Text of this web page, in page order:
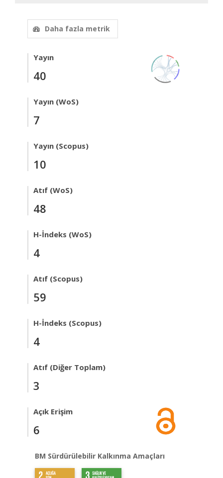
Daha fazla metrik
Yayın
40
Yayın (WoS)
7
Yayın (Scopus)
10
Atıf (WoS)
48
H-İndeks (WoS)
4
Atıf (Scopus)
59
H-İndeks (Scopus)
4
Atıf (Diğer Toplam)
3
Açık Erişim
6
BM Sürdürülebilir Kalkınma Amaçları